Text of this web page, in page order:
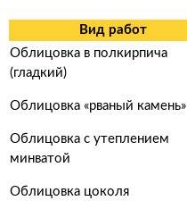
Вид работ
Облицовка в полкирпича
(гладкий)
Облицовка «рваный камень»
Облицовка с утеплением
минватой
Облицовка цоколя